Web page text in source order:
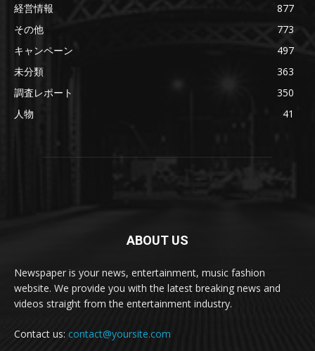
経営情報
877
その他
773
キャンペーン
497
未分類
363
調査レポート
350
人物
41
ABOUT US
Newspaper is your news, entertainment, music fashion
website. We provide you with the latest breaking news and
videos straight from the entertainment industry.
Contact us: contact@yoursite.com